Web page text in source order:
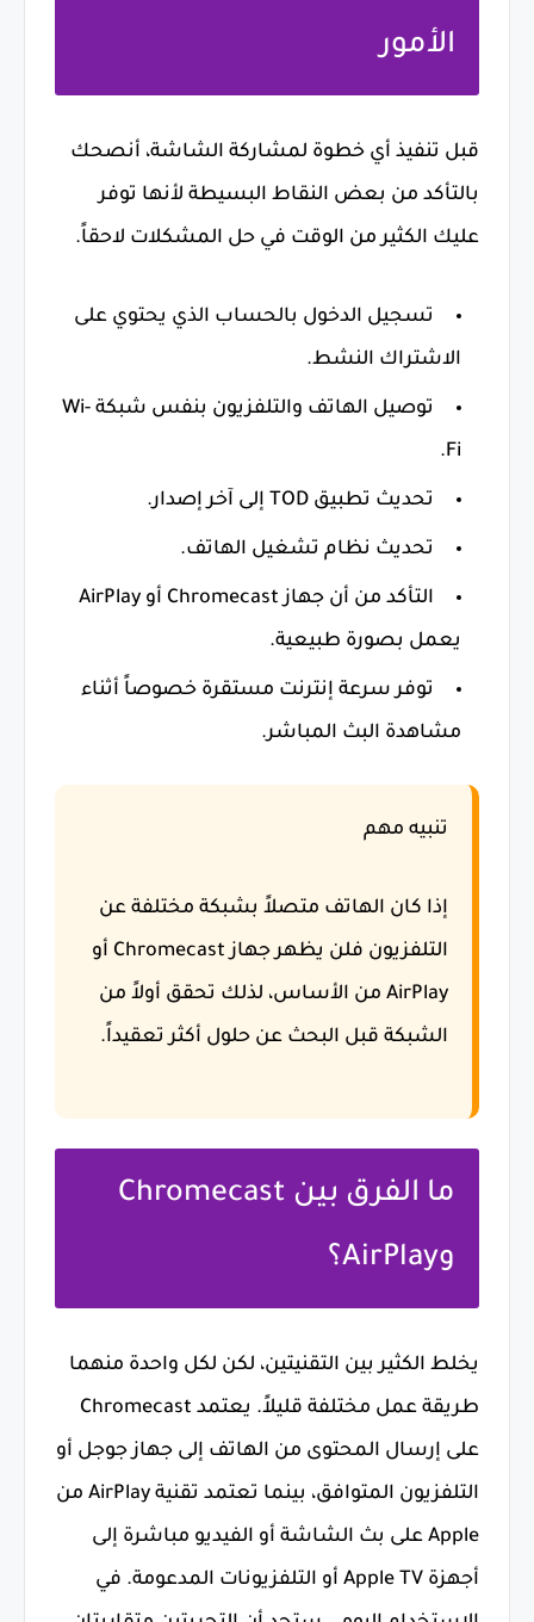
الأمور
قبل تنفيذ أي خطوة لمشاركة الشاشة، أنصحك
بالتأكد من بعض النقاط البسيطة لأنها توفر
عليك الكثير من الوقت في حل المشكلات لاحقاً.
تسجيل الدخول بالحساب الذي يحتوي على
الاشتراك النشط.
توصيل الهاتف والتلفزيون بنفس شبكة Wi-
Fi.
تحديث تطبيق TOD إلى آخر إصدار.
تحديث نظام تشغيل الهاتف.
التأكد من أن جهاز Chromecast أو AirPlay
يعمل بصورة طبيعية.
توفر سرعة إنترنت مستقرة خصوصاً أثناء
مشاهدة البث المباشر.
تنبيه مهم
إذا كان الهاتف متصلاً بشبكة مختلفة عن
التلفزيون فلن يظهر جهاز Chromecast أو
AirPlay من الأساس، لذلك تحقق أولاً من
الشبكة قبل البحث عن حلول أكثر تعقيداً.
ما الفرق بين Chromecast
وAirPlay؟
يخلط الكثير بين التقنيتين، لكن لكل واحدة منهما
طريقة عمل مختلفة قليلاً. يعتمد Chromecast
على إرسال المحتوى من الهاتف إلى جهاز جوجل أو
التلفزيون المتوافق، بينما تعتمد تقنية AirPlay من
Apple على بث الشاشة أو الفيديو مباشرة إلى
أجهزة Apple TV أو التلفزيونات المدعومة. في